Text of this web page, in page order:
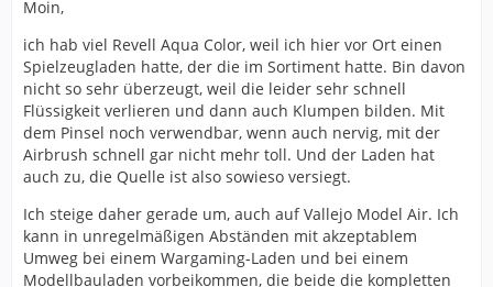
Moin,
ich hab viel Revell Aqua Color, weil ich hier vor Ort einen
Spielzeugladen hatte, der die im Sortiment hatte. Bin davon
nicht so sehr überzeugt, weil die leider sehr schnell
Flüssigkeit verlieren und dann auch Klumpen bilden. Mit
dem Pinsel noch verwendbar, wenn auch nervig, mit der
Airbrush schnell gar nicht mehr toll. Und der Laden hat
auch zu, die Quelle ist also sowieso versiegt.
Ich steige daher gerade um, auch auf Vallejo Model Air. Ich
kann in unregelmäßigen Abständen mit akzeptablem
Umweg bei einem Wargaming-Laden und bei einem
Modellbauladen vorbeikommen, die beide die kompletten